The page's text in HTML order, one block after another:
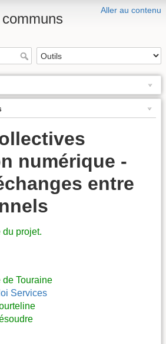
Aller au contenu
numérique -
entre
du projet.
de Touraine
Services